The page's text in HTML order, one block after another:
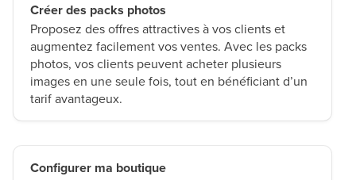
Créer des packs photos
Proposez des offres attractives à vos clients et
augmentez facilement vos ventes. Avec les packs
photos, vos clients peuvent acheter plusieurs
images en une seule fois, tout en bénéficiant d’un
tarif avantageux.
Configurer ma boutique